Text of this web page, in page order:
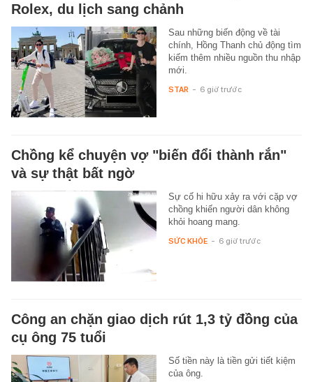
Rolex, du lịch sang chảnh
Sau những biến động về tài
chính, Hồng Thanh chủ động tìm
kiếm thêm nhiều nguồn thu nhập
mới.
STAR - 6 giờ trước
Chồng kể chuyện vợ "biến đổi thành rắn"
và sự thật bất ngờ
Sự cố hi hữu xảy ra với cặp vợ
chồng khiến người dân không
khỏi hoang mang.
SỨC KHỎE - 6 giờ trước
Công an chặn giao dịch rút 1,3 tỷ đồng của
cụ ông 75 tuổi
Số tiền này là tiền gửi tiết kiệm
của ông.